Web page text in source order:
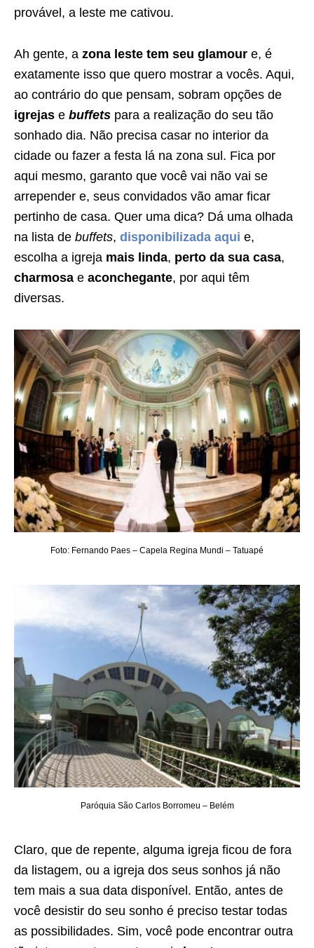
provável, a leste me cativou.
Ah gente, a zona leste tem seu glamour e, é
exatamente isso que quero mostrar a vocês. Aqui,
ao contrário do que pensam, sobram opções de
igrejas e buffets para a realização do seu tão
sonhado dia. Não precisa casar no interior da
cidade ou fazer a festa lá na zona sul. Fica por
aqui mesmo, garanto que você vai não vai se
arrepender e, seus convidados vão amar ficar
pertinho de casa. Quer uma dica? Dá uma olhada
na lista de buffets, disponibilizada aqui e,
escolha a igreja mais linda, perto da sua casa,
charmosa e aconchegante, por aqui têm
diversas.
Foto: Fernando Paes – Capela Regina Mundi – Tatuapé
Paróquia São Carlos Borromeu – Belém
Claro, que de repente, alguma igreja ficou de fora
da listagem, ou a igreja dos seus sonhos já não
tem mais a sua data disponível. Então, antes de
você desistir do seu sonho é preciso testar todas
as possibilidades. Sim, você pode encontrar outra